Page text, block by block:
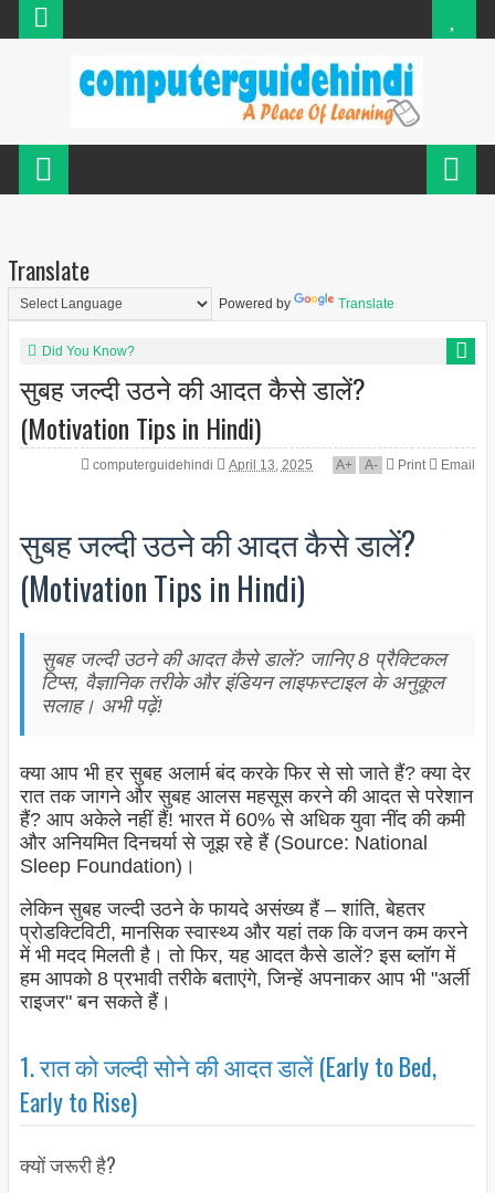
Translate
Powered by Translate
Did You Know?
सुबह जल्दी उठने की आदत कैसे डालें?
(Motivation Tips in Hindi)
computerguidehindi April 13, 2025 A+ A- Print Email
सुबह जल्दी उठने की आदत कैसे डालें?
(Motivation Tips in Hindi)
सुबह जल्दी उठने की आदत कैसे डालें? जानिए 8 प्रैक्टिकल
टिप्स, वैज्ञानिक तरीके और इंडियन लाइफस्टाइल के अनुकूल
सलाह। अभी पढ़ें!
क्या आप भी हर सुबह अलार्म बंद करके फिर से सो जाते हैं? क्या देर
रात तक जागने और सुबह आलस महसूस करने की आदत से परेशान
हैं? आप अकेले नहीं हैं! भारत में 60% से अधिक युवा नींद की कमी
और अनियमित दिनचर्या से जूझ रहे हैं (Source: National
Sleep Foundation)।
लेकिन सुबह जल्दी उठने के फायदे असंख्य हैं – शांति, बेहतर
प्रोडक्टिविटी, मानसिक स्वास्थ्य और यहां तक कि वजन कम करने
में भी मदद मिलती है। तो फिर, यह आदत कैसे डालें? इस ब्लॉग में
हम आपको 8 प्रभावी तरीके बताएंगे, जिन्हें अपनाकर आप भी "अर्ली
राइजर" बन सकते हैं।
1. रात को जल्दी सोने की आदत डालें (Early to Bed,
Early to Rise)
क्यों जरूरी है?